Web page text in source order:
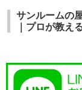
サンルームの
｜プロが教え